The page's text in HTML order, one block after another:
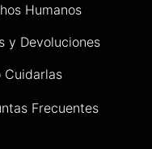
Humanos
y Devoluciones
Cuidarlas
Frecuentes